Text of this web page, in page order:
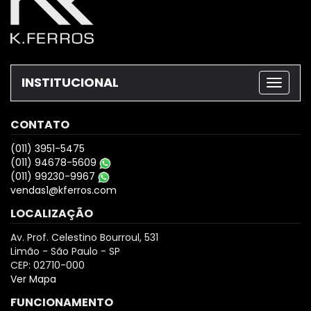
INSTITUCIONAL
CONTATO
(011) 3951-5475
(011) 94678-5609
(011) 99230-9967
vendas1@kferros.com
LOCALIZAÇÃO
Av. Prof. Celestino Bourroul, 531
Limão - São Paulo - SP
CEP: 02710-000
Ver Mapa
FUNCIONAMENTO